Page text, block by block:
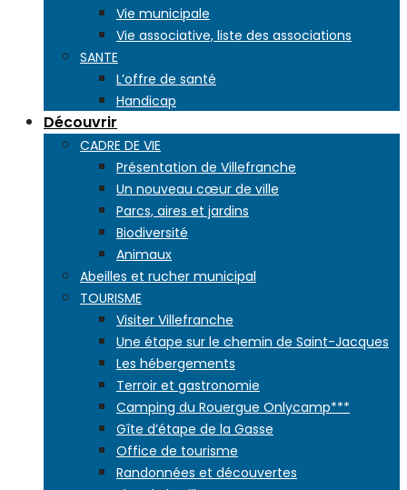
Vie municipale
Vie associative, liste des associations
SANTE
L’offre de santé
Handicap
Découvrir
CADRE DE VIE
Présentation de Villefranche
Un nouveau cœur de ville
Parcs, aires et jardins
Biodiversité
Animaux
Abeilles et rucher municipal
TOURISME
Visiter Villefranche
Une étape sur le chemin de Saint-Jacques
Les hébergements
Terroir et gastronomie
Camping du Rouergue Onlycamp***
Gîte d’étape de la Gasse
Office de tourisme
Randonnées et découvertes